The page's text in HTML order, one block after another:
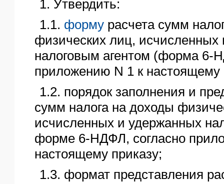
1. Утвердить:
1.1. форму расчета сумм
физических лиц, исчисленных
налоговым агентом (форма 6-
приложению N 1 к настоящему
1.2. порядок заполнения и
сумм налога на доходы
исчисленных и удержанных
форме 6-НДФЛ, согласно
настоящему приказу;
1.3. формат представления